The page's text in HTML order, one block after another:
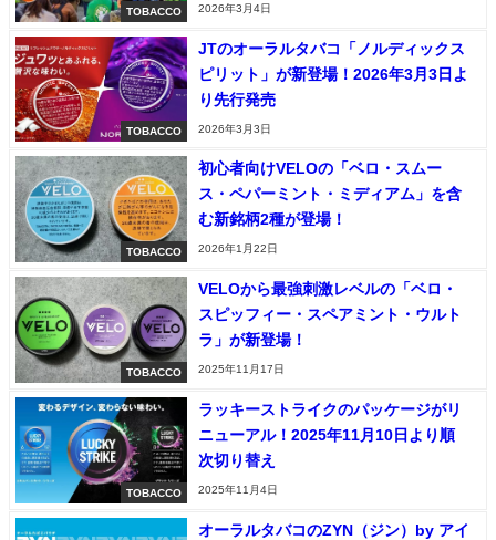
TOBACCO 2026年3月4日
TOBACCO
JTのオーラルタバコ「ノルディックス
ピリット」が新登場！2026年3月3日よ
り先行発売
2026年3月3日
TOBACCO
初心者向けVELOの「ベロ・スムー
ス・ペパーミント・ミディアム」を含
む新銘柄2種が登場！
2026年1月22日
TOBACCO
VELOから最強刺激レベルの「ベロ・
スピッフィー・スペアミント・ウルト
ラ」が新登場！
2025年11月17日
TOBACCO
ラッキーストライクのパッケージがリ
ニューアル！2025年11月10日より順
次切り替え
2025年11月4日
オーラルタバコのZYN（ジン）by アイ